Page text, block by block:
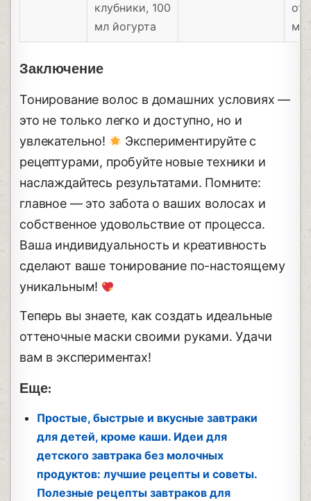
клубники, 100
мл йогурта
Заключение
Тонирование волос в домашних условиях —
это не только легко и доступно, но и
увлекательно!
Экспериментируйте с
рецептурами, пробуйте новые техники и
наслаждайтесь результатами. Помните:
главное — это забота о ваших волосах и
собственное удовольствие от процесса.
Ваша индивидуальность и креативность
сделают ваше тонирование по-настоящему
уникальным!
Теперь вы знаете, как создать идеальные
оттеночные маски своими руками. Удачи
вам в экспериментах!
Еще:
Простые, быстрые и вкусные завтраки
для детей, кроме каши. Идеи для
детского завтрака без молочных
продуктов: лучшие рецепты и советы.
Полезные рецепты завтраков для